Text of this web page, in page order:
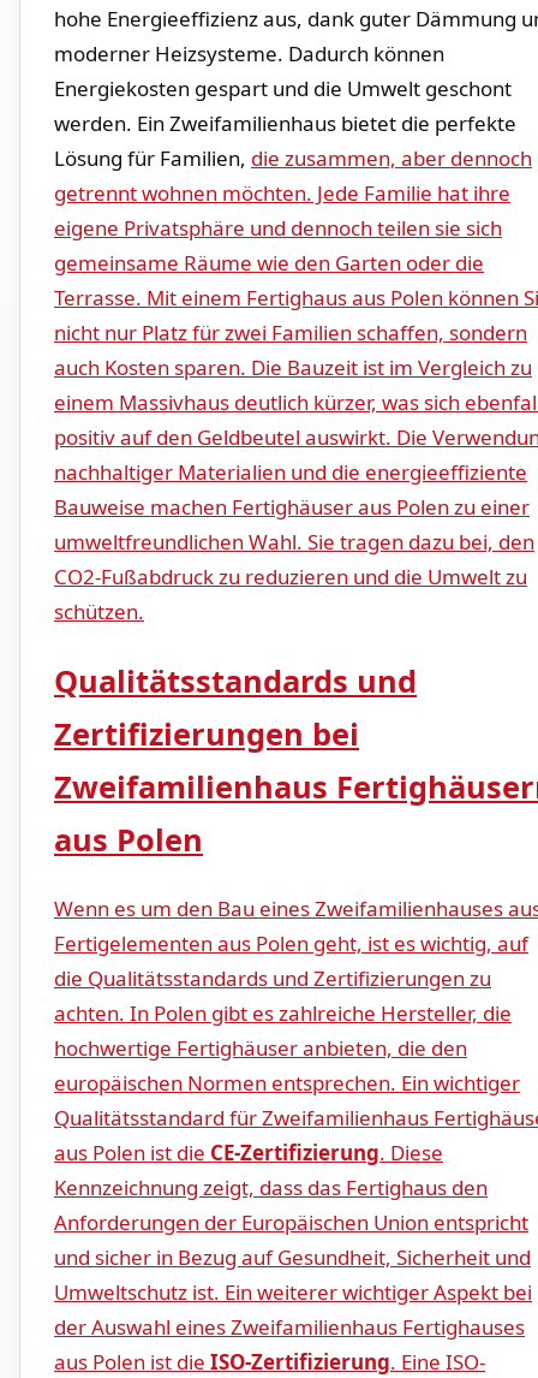
hohe Energieeffizienz aus, dank guter ​Dämmung
moderner Heizsysteme. Dadurch können
Energiekosten gespart und die⁢ Umwelt geschont
⁤werden. Ein Zweifamilienhaus bietet⁣ die perfekte
Lösung für Familien, die zusammen, aber dennoch
getrennt wohnen möchten. Jede Familie⁤ hat ihre
eigene Privatsphäre und‍ dennoch teilen⁤ sie sich
gemeinsame ​Räume ‌wie den Garten oder⁢ die
Terrasse. Mit einem Fertighaus aus Polen können
nicht nur Platz für ⁢zwei Familien schaffen, sondern
auch Kosten sparen. Die Bauzeit ist im​ Vergleich zu
‌einem Massivhaus deutlich kürzer, was ⁣sich⁣
‌positiv auf den Geldbeutel auswirkt. Die
nachhaltiger Materialien und die energieeffiziente
Bauweise machen Fertighäuser aus ‍Polen zu ‌einer
umweltfreundlichen Wahl. ‍Sie tragen dazu bei, den
CO2-Fußabdruck zu reduzieren und die Umwelt zu
schützen.
Qualitätsstandards und
Zertifizierungen⁤ bei
Zweifamilienhaus
‍aus ‍Polen
Wenn es um den Bau ⁤eines Zweifamilienhauses
Fertigelementen aus Polen geht, ist es wichtig, auf
die Qualitätsstandards und Zertifizierungen ⁢zu
achten. In Polen gibt es zahlreiche⁣ Hersteller, die
hochwertige Fertighäuser‍ anbieten, die den
europäischen Normen entsprechen. Ein ⁤wichtiger
Qualitätsstandard für Zweifamilienhaus
aus Polen ist die CE-Zertifizierung. Diese
Kennzeichnung zeigt, dass das Fertighaus den
⁤Anforderungen der ‍Europäischen Union entspricht
und‍ sicher‌ in Bezug ⁣auf Gesundheit, Sicherheit und
⁢Umweltschutz ist. Ein weiterer wichtiger Aspekt bei
der Auswahl eines⁤ Zweifamilienhaus Fertighauses
aus‍ Polen ist‍ die ISO-Zertifizierung. Eine ISO-